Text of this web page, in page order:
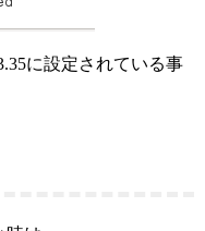
に設定されている事